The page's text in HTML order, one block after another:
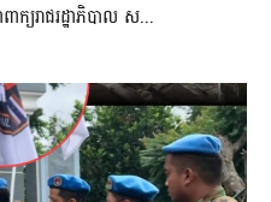
ក្យរាជរដ្ឋាភិបាល ស...